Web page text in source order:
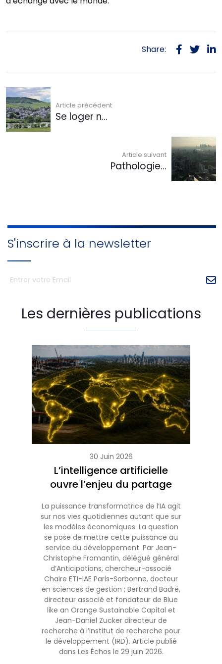
Share:
Article précédent
Se loger n...
Article suivant
Pathologie...
S'inscrire à la newsletter
Les dernières publications
30 Juin 2026
L’intelligence artificielle
ouvre l’enjeu du partage
La puissance transformatrice de l’IA agit
sur nos vies quotidiennes autant que sur
les modèles économiques. La question
se pose de mettre cette puissance au
service du développement. Par Jean-
Christophe Fromantin, délégué général
d’Anticipations, chercheur-associé
Chaire ETI-IAE Paris-Sorbonne, docteur
en sciences de gestion ; Bertrand Badré,
directeur associé et fondateur de Blue
like an Orange Sustainable Capital et
Jean-Daniel Zucker directeur de
recherche à l’Institut de recherche pour
le développement (IRD). Article publié
dans Les Échos le 29 juin 2026.